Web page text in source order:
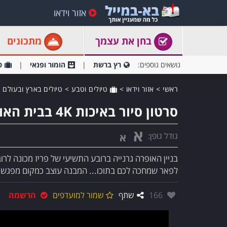
אזור וידאו
בחן את עצמך מתכונים
נושאים נוספים: רץ ברשת הומור ופנאי
ראשי > אזור וידאו > טיולים וטבע > טיולים בארץ ובעולם
סרטון סיור באיכות 4K בבית האופרה גרנייה בפריז
גודל גופן: א א
בניין האופרה גרנייה ברובע התשיעי של פריז מכונה
לפאר שמחכה לכם בתוכו... המבנה עוצב כמקום
אהבו:
166 שתף שמור למועדפים הרשמה